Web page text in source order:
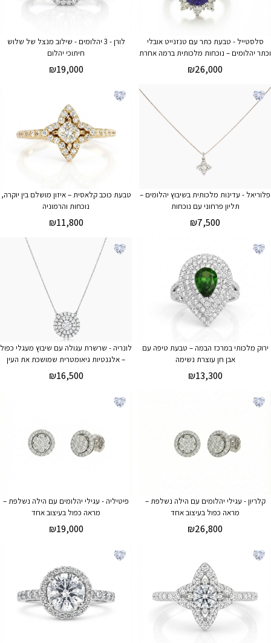
סלסטייל - טבעת כתר עם טנזנייט אובלי
וכתר יהלומים – נוכחות מלכותית ברמה אחרת
₪26,000
לורן - 3 יהלומים - שילוב מנצל של שלוש
חיתוכי יהלום
₪19,000
פלוריאל - עדינות מלכותית בשיבוץ יהלומים –
תליון פרחוני עם נוכחות
₪7,500
טבעת כוכב קלאסית – איזון מושלם בין יוקרה,
נוכחות והרמוניה
₪11,800
ירוק מלכותי במרכז הבמה – טבעת טיפה עם
אבן חן עוצרת נשימה
₪13,300
לונריה - שרשרת עגולה עם שיבוץ מעגלי כפול
– אלגנטיות גיאומטרית שמושכת את העין
₪16,500
קלריון - עגילי יהלומים עם הילה נשלפת –
מראה כפול בעיצוב אחד
₪26,800
פיטיליה - עגילי יהלומים עם הילה נשלפת –
מראה כפול בעיצוב אחד
₪19,000